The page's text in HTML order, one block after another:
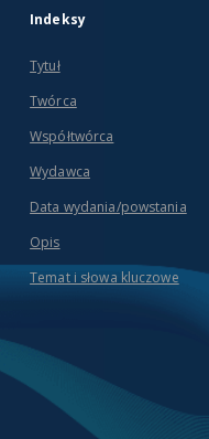
Indeksy
Tytuł
Twórca
Współtwórca
Wydawca
Data wydania/powstania
Opis
Temat i słowa kluczowe